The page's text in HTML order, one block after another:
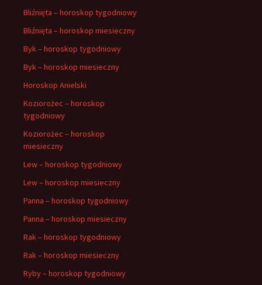
Bliźnięta – horoskop tygodniowy
Bliźnięta – horoskop miesieczny
Byk – horoskop tygodniowy
Byk – horoskop miesieczny
Horoskop Anielski
Koziorożec – horoskop
tygodniowy
Koziorożec – horoskop
miesieczny
Lew – horoskop tygodniowy
Lew – horoskop miesieczny
Panna – horoskop tygodniowy
Panna – horoskop miesieczny
Rak – horoskop tygodniowy
Rak – horoskop miesieczny
Ryby – horoskop tygodniowy